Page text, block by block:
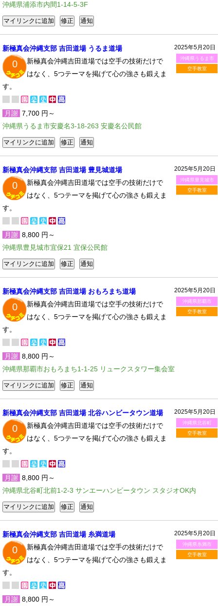
沖縄県浦添市内間1-14-5-3F
2025年5月20日
沖縄県うるま市
空手教室
新極真会沖縄支部 吉田道場 うるま道場
0
新極真会沖縄吉田道場では空手の技術だけで
はなく、5つテーマを掲げて心の強さも鍛えま
す。
月謝 7,700 円～
沖縄県うるま市安慶名3-18-263 安慶名公民館
2025年5月20日
沖縄県豊見城市
空手教室
新極真会沖縄支部 吉田道場 豊見城道場
0
新極真会沖縄吉田道場では空手の技術だけで
はなく、5つテーマを掲げて心の強さも鍛えま
す。
月謝 8,800 円～
沖縄県豊見城市宜保21 宜保公民館
2025年5月20日
沖縄県那覇市
空手教室
新極真会沖縄支部 吉田道場 おもろまち道場
0
新極真会沖縄吉田道場では空手の技術だけで
はなく、5つテーマを掲げて心の強さも鍛えま
す。
月謝 8,800 円～
沖縄県那覇市おもろまち1-1-25 リュークスタワー集会室
2025年5月20日
沖縄県北谷町
空手教室
新極真会沖縄支部 吉田道場 北谷ハンビータウン道場
0
新極真会沖縄吉田道場では空手の技術だけで
はなく、5つテーマを掲げて心の強さも鍛えま
す。
月謝 8,800 円～
沖縄県北谷町北前1-2-3 サンエーハンビータウン スタジオOK内
2025年5月20日
沖縄県糸満市
空手教室
新極真会沖縄支部 吉田道場 糸満道場
0
新極真会沖縄吉田道場では空手の技術だけで
はなく、5つテーマを掲げて心の強さも鍛えま
す。
月謝 8,800 円～